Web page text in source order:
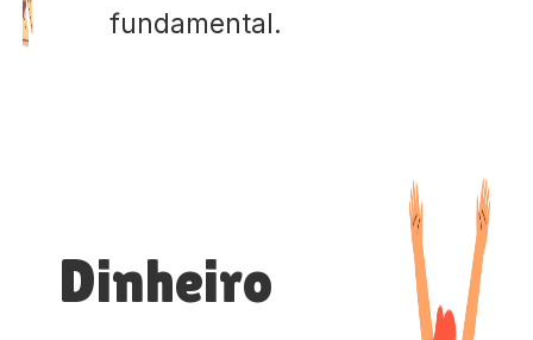
fundamental.
Dinheiro